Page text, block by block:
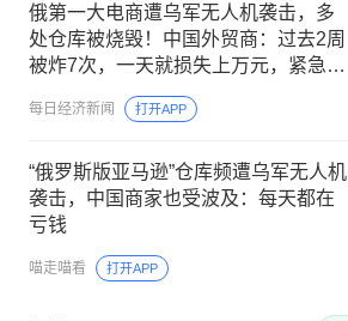
俄第一大电商遭乌军无人机袭击，多
处仓库被烧毁！中国外贸商：过去2周
被炸7次，一天就损失上万元，紧急清
每日经济新闻 打开APP
“俄罗斯版亚马逊”仓库频遭乌军无人机
袭击，中国商家也受波及：每天都在
亏钱
喵走喵看 打开APP